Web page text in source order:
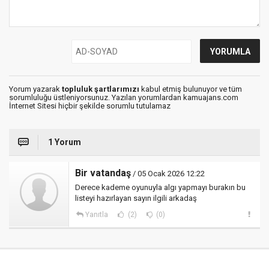
Yorum yazarak topluluk şartlarımızı kabul etmiş bulunuyor ve tüm
sorumluluğu üstleniyorsunuz. Yazılan yorumlardan kamuajans.com
İnternet Sitesi hiçbir şekilde sorumlu tutulamaz
1 Yorum
Bir vatandaş / 05 Ocak 2026 12:22
Derece kademe oyunuyla algı yapmayı burakın bu
listeyi hazırlayan sayın ilgili arkadaş
Yanıtla (2) (0)